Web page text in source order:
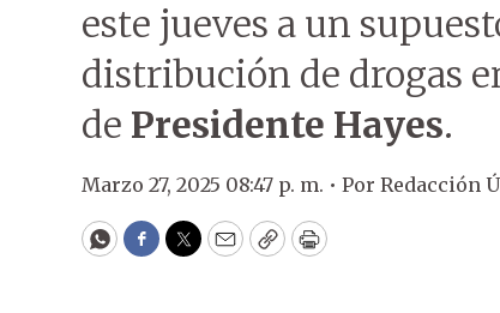
este jueves a un
distribución de drogas
de Presidente Hayes.
Marzo 27, 2025 08:47 p. m. • Por Redacción
WhatsApp
Facebook
Twitter
EmailCopyPrint